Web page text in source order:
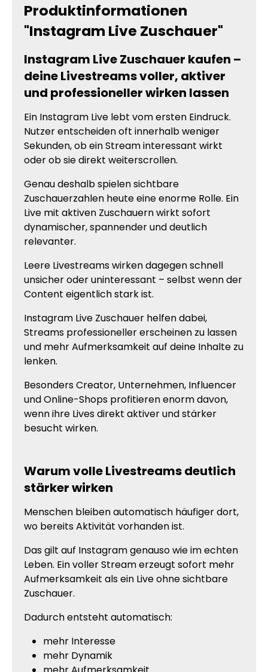
Produktinformationen
"Instagram Live Zuschauer"
Instagram Live Zuschauer kaufen –
deine Livestreams voller, aktiver
und professioneller wirken lassen
Ein Instagram Live lebt vom ersten Eindruck.
Nutzer entscheiden oft innerhalb weniger
Sekunden, ob ein Stream interessant wirkt
oder ob sie direkt weiterscrollen.
Genau deshalb spielen sichtbare
Zuschauerzahlen heute eine enorme Rolle. Ein
Live mit aktiven Zuschauern wirkt sofort
dynamischer, spannender und deutlich
relevanter.
Leere Livestreams wirken dagegen schnell
unsicher oder uninteressant – selbst wenn der
Content eigentlich stark ist.
Instagram Live Zuschauer helfen dabei,
Streams professioneller erscheinen zu lassen
und mehr Aufmerksamkeit auf deine Inhalte zu
lenken.
Besonders Creator, Unternehmen, Influencer
und Online-Shops profitieren enorm davon,
wenn ihre Lives direkt aktiver und stärker
besucht wirken.
Warum volle Livestreams deutlich
stärker wirken
Menschen bleiben automatisch häufiger dort,
wo bereits Aktivität vorhanden ist.
Das gilt auf Instagram genauso wie im echten
Leben. Ein voller Stream erzeugt sofort mehr
Aufmerksamkeit als ein Live ohne sichtbare
Zuschauer.
Dadurch entsteht automatisch:
mehr Interesse
mehr Dynamik